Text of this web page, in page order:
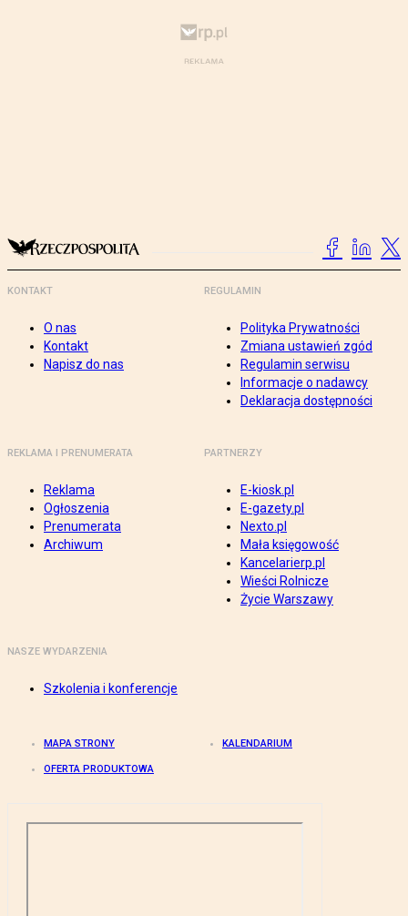
KONTAKT
O nas
Kontakt
Napisz do nas
REGULAMIN
Polityka Prywatności
Zmiana ustawień zgód
Regulamin serwisu
Informacje o nadawcy
Deklaracja dostępności
REKLAMA I PRENUMERATA
Reklama
Ogłoszenia
Prenumerata
Archiwum
PARTNERZY
E-kiosk.pl
E-gazety.pl
Nexto.pl
Mała księgowość
Kancelarierp.pl
Wieści Rolnicze
Życie Warszawy
NASZE WYDARZENIA
Szkolenia i konferencje
MAPA STRONY KALENDARIUM
OFERTA PRODUKTOWA